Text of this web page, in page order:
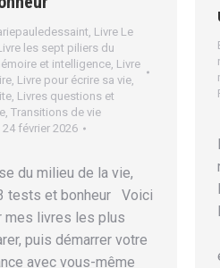
Livre Le
les sept piliers du
et intelligence Livre
Livre pour écrire sa vie
Livres questions et
Transitions de vie
24 février 2026
du milieu de la vie,
tests et bonheur Voici
mes livres les plus
puis démarrer votre
avec vous-même